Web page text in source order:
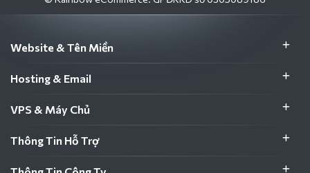
Website & Tên Miền
Hosting & Email
VPS & Máy Chủ
Thông Tin Hỗ Trợ